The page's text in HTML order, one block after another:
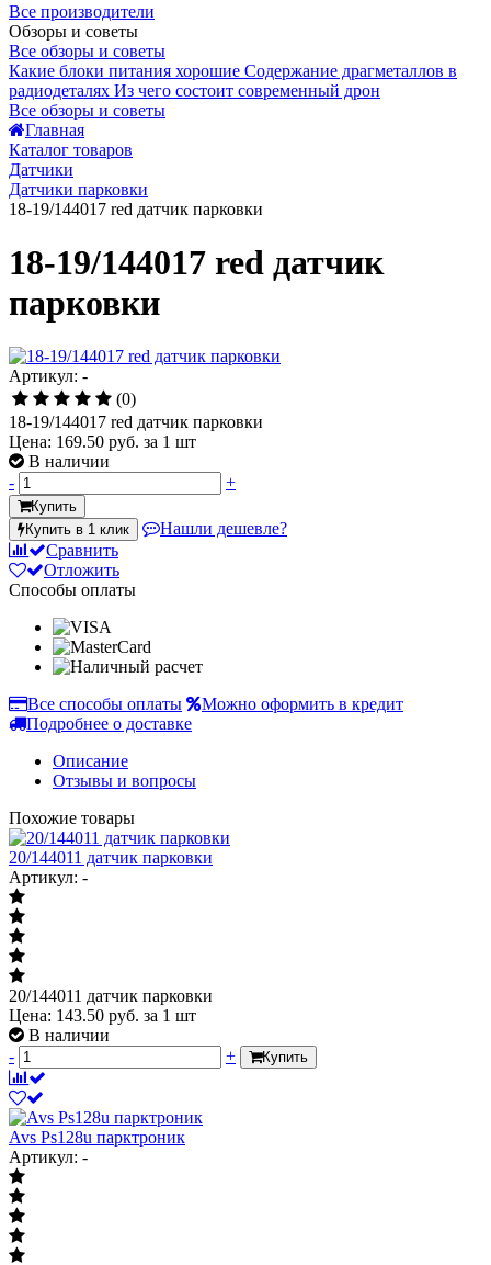
Все производители
Обзоры и советы
Все обзоры и советы
Какие блоки питания хорошие Содержание драгметаллов в
радиодеталях Из чего состоит современный дрон
Все обзоры и советы
Главная
Каталог товаров
Датчики
Датчики парковки
18-19/144017 red датчик парковки
18-19/144017 red датчик
парковки
Артикул: -
(0)
18-19/144017 red датчик парковки
Цена: 169.50 руб. за 1 шт
В наличии
-
+
Купить
Купить в 1 клик
Нашли дешевле?
Сравнить
Отложить
Способы оплаты
Все способы оплаты
Можно оформить в кредит
Подробнее о доставке
Описание
Отзывы и вопросы
Похожие товары
20/144011 датчик парковки
Артикул: -
20/144011 датчик парковки
Цена: 143.50 руб. за 1 шт
В наличии
-
+ Купить
Avs Ps128u парктроник
Артикул: -